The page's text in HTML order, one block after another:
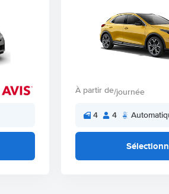
À partir de/journée
4 4